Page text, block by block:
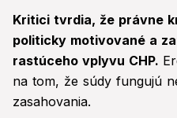
Kritici tvrdia, že právne
politicky motivované a
rastúceho vplyvu CHP.
na tom, že súdy fungujú
zasahovania.